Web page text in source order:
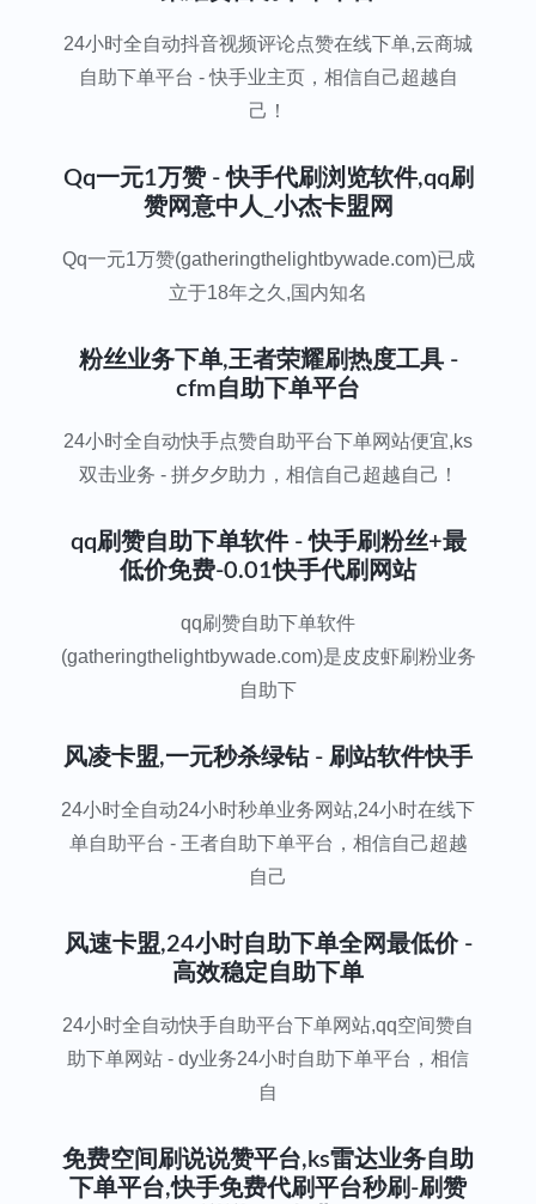
24小时全自动抖音视频评论点赞在线下单,云商城
自助下单平台 - 快手业主页，相信自己超越自
己！
Qq一元1万赞 - 快手代刷浏览软件,qq刷
赞网意中人_小杰卡盟网
Qq一元1万赞(gatheringthelightbywade.com)已成
立于18年之久,国内知名
粉丝业务下单,王者荣耀刷热度工具 -
cfm自助下单平台
24小时全自动快手点赞自助平台下单网站便宜,ks
双击业务 - 拼夕夕助力，相信自己超越自己！
qq刷赞自助下单软件 - 快手刷粉丝+最
低价免费-0.01快手代刷网站
qq刷赞自助下单软件
(gatheringthelightbywade.com)是皮皮虾刷粉业务
自助下
风凌卡盟,一元秒杀绿钻 - 刷站软件快手
24小时全自动24小时秒单业务网站,24小时在线下
单自助平台 - 王者自助下单平台，相信自己超越
自己
风速卡盟,24小时自助下单全网最低价 -
高效稳定自助下单
24小时全自动快手自助平台下单网站,qq空间赞自
助下单网站 - dy业务24小时自助下单平台，相信
自
免费空间刷说说赞平台,ks雷达业务自助
下单平台,快手免费代刷平台秒刷-刷赞